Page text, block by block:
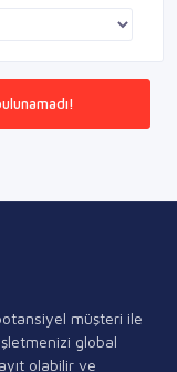
müşteri ile
global
olabilir ve